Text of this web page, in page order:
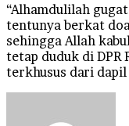
“Alhamdulilah
tentunya berkat
sehingga Allah
tetap duduk di DPR
terkhusus dari dapil